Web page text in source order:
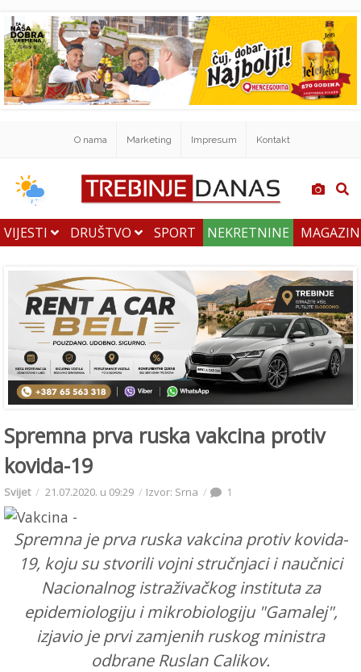
O nama Marketing Impresum Kontakt
VIJESTI DRUŠTVO SPORT NEKRETNINE
Spremna prva ruska vakcina protiv
kovida-19
Svijet 21.07.2020. u 09:29 Izvor: Srna 1
Spremna je prva ruska vakcina protiv kovida-
19, koju su stvorili vojni stručnjaci i naučnici
Nacionalnog istraživačkog instituta za
epidemiologiju i mikrobiologiju "Gamalej",
izjavio je prvi zamjenih ruskog ministra
odbrane Ruslan Calikov.